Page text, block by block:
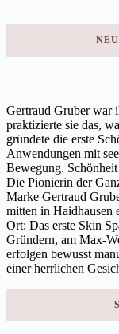
Gertraud Gruber war
praktizierte sie das,
gründete die erste
Anwendungen mit
Bewegung.
Die Pionierin der
Marke Gertraud
mitten in Haidhausen
Ort: Das erste Skin
Gründern, am Max-
erfolgen bewusst
einer herrlichen